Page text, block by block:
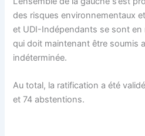
des risques environnementaux
et UDI-Indépendants se sont
qui doit maintenant être soumis
indéterminée.
Au total, la ratification a été
et 74 abstentions.